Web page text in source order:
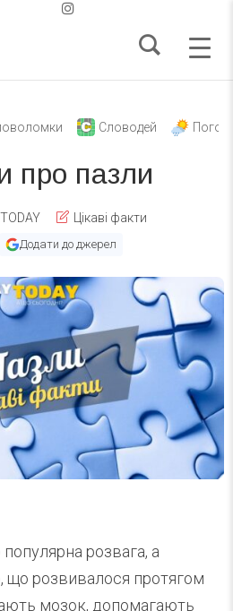
Словодей
про пазли
Цікаві факти
Додати до джерел
розвага, а
розвивалося протягом
мозок, допомагають